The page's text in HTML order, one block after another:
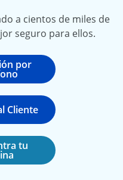
a cientos de miles de
seguro para ellos.
por
Cliente
531-6720
tu